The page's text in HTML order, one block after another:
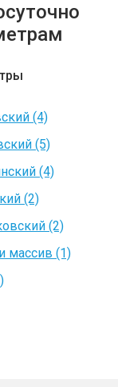
(4)
(5)
(4)
(2)
(2)
массив (1)